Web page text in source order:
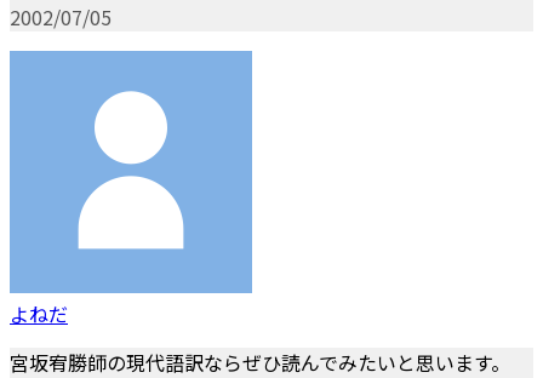
2002/07/05
よねだ
宮坂宥勝師の現代語訳ならぜひ読んでみたいと思います。